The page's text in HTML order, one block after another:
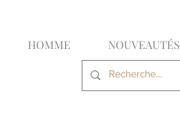
HOMME NOUVEAUTÉS